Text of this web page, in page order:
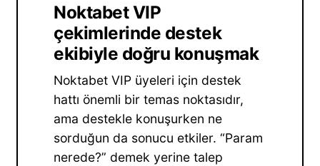
Noktabet VIP
çekimlerinde destek
ekibiyle doğru konuşmak
Noktabet VIP üyeleri için destek
hattı önemli bir temas noktasıdır,
ama destekle konuşurken ne
sorduğun da sonucu etkiler. “Param
nerede?” demek yerine talep